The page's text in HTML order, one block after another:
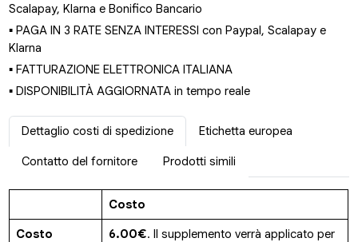
Scalapay, Klarna e Bonifico Bancario
▪ PAGA IN 3 RATE SENZA INTERESSI con Paypal, Scalapay e
Klarna
▪ FATTURAZIONE ELETTRONICA ITALIANA
▪ DISPONIBILITÀ AGGIORNATA in tempo reale
Dettaglio costi di spedizione Etichetta europea
Contatto del fornitore Prodotti simili
Costo
Costo
6.00€. Il supplemento verrà applicato per